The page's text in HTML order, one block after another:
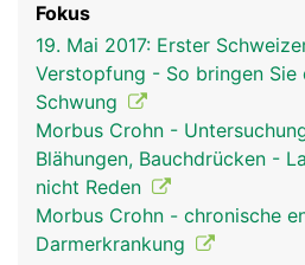
Zähnen zerkleinert und mit
Speicheldrüsen vermischt.
feste Bissen gleitfähig und
der zuckerhaltigen
ein. In Magen und Darm wird
aufgespalten ("verdaut").
Verdauungssäfte der
Galle aus der Leber. Wichtige
vom Darm über die
Fokus
19. Mai 2017: Erster
Verstopfung - So bringen Sie
Schwung
Morbus Crohn -
Blähungen, Bauchdrücken -
nicht Reden
Morbus Crohn - chronische
Darmerkrankung